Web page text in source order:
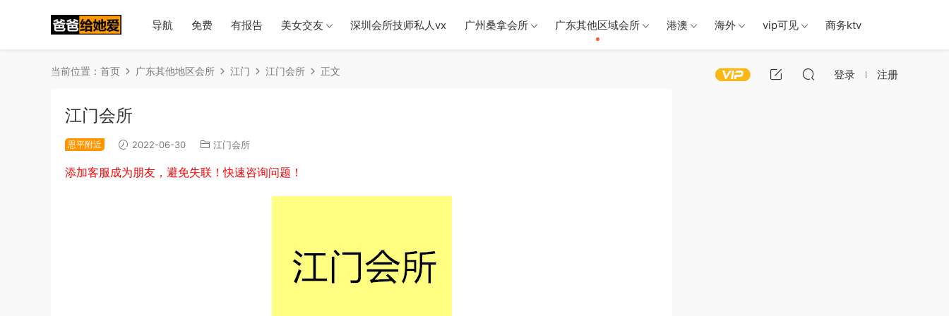
导航 免费 有报告 美女交友 深圳会所技师私人vx 广州桑拿会所 广东其他区域会所 港澳 海外 vip可见 商务ktv
登录 注册
当前位置： 首页 广东其他地区会所 江门 江门会所 正文
江门会所
恩平附近 2022-06-30 江门会所
添加客服成为朋友，避免失联！快速咨询问题！